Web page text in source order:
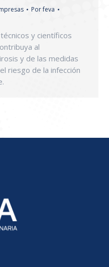
Porfeva
y científicos
al
y de las medidas
riesgo de la infección